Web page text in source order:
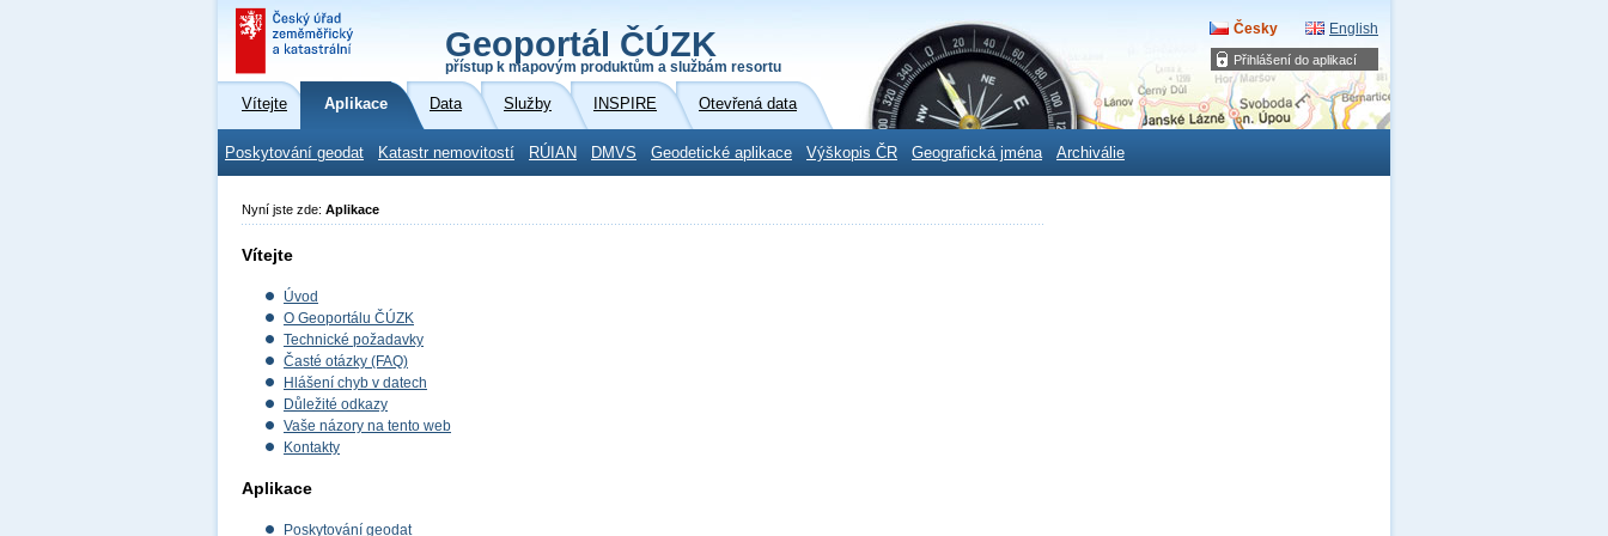
Přihlášení do aplikací
Geoportál ČÚZK
přístup k mapovým produktům a službám resortu
Česky English
Vítejte Aplikace Data Služby INSPIRE Otevřená data
Poskytování geodat Katastr nemovitostí RÚIAN DMVS Geodetické aplikace Výškopis ČR Geografická jména Archiválie
Nyní jste zde: Aplikace
Vítejte
Úvod
O Geoportálu ČÚZK
Technické požadavky
Časté otázky (FAQ)
Hlášení chyb v datech
Důležité odkazy
Vaše názory na tento web
Kontakty
Aplikace
Poskytování geodat